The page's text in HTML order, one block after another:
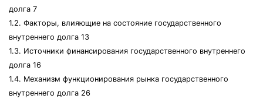
долга 7
1.2. Факторы, влияющие на состояние государственного
внутреннего долга 13
1.3. Источники финансирования государственного внутреннего
долга 16
1.4. Механизм функционирования рынка государственного
внутреннего долга 26